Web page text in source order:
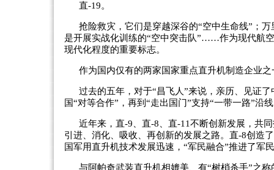
直-19。
抢险救灾，它们是穿越深谷的“空中生命线”；
是开展实战化训练的“空中突击队”……作为现代航
现代化程度的重要标志。
作为国内仅有的两家国家重点直升机制造企业
过去的五年，对于“昌飞人”来说，亲历、见证
国“对等合作”，再到“走出国门”支持“一带一路”沿
近年来，直-9、直-8、直-11不断创新发展，共
引进、消化、吸收、再创新的发展之路。直-8创造
国军用直升机技术发展迅速，“军民融合”推进了军
与阿帕奇武装直升机相媲美、有“树梢杀手”之